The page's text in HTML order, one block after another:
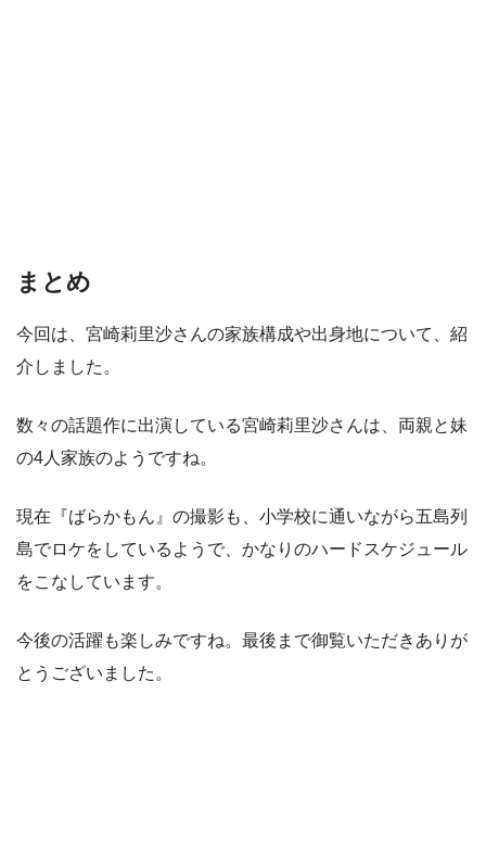
まとめ
今回は、宮崎莉里沙さんの家族構成や出身地について、紹
介しました。
数々の話題作に出演している宮崎莉里沙さんは、両親と妹
の4人家族のようですね。
現在『ばらかもん』の撮影も、小学校に通いながら五島列
島でロケをしているようで、かなりのハードスケジュール
をこなしています。
今後の活躍も楽しみですね。最後まで御覧いただきありが
とうございました。